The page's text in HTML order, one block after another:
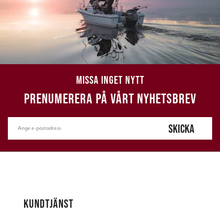
MISSA INGET NYTT
PRENUMERERA PÅ VÅRT NYHETSBREV
SKICKA
KUNDTJÄNST